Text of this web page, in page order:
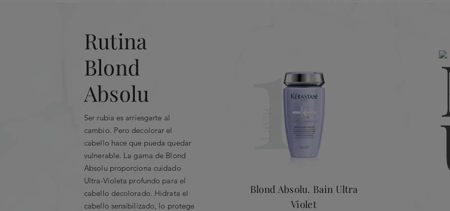
Rutina
Blond
Absolu
Ser rubia es arriesgarte al
cambio. Pero decolorar el
cabello hace que pueda quedar
vulnerable. La gama de Blond
Absolu proporciona cuidado
Ultra-Violeta profundo para el
cabello decolorado. Hidrata el
cabello sensibilizado, lo protege
1
Blond Absolu. Bain Ultra
Violet